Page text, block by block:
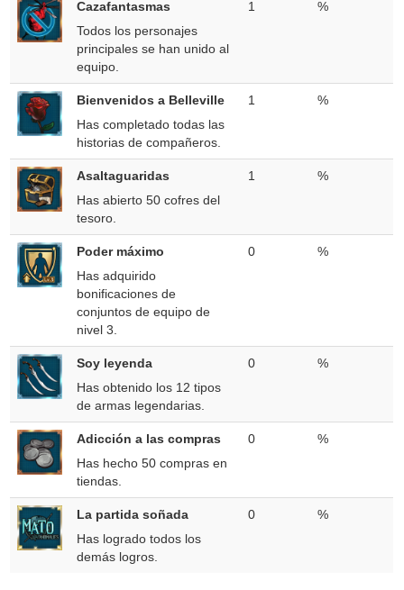
Cazafantasmas
Todos los personajes
principales se han unido al
equipo.
1 %
Bienvenidos a Belleville
Has completado todas las
historias de compañeros.
1 %
Asaltaguaridas
Has abierto 50 cofres del
tesoro.
1 %
Poder máximo
Has adquirido
bonificaciones de
conjuntos de equipo de
nivel 3.
0 %
Soy leyenda
Has obtenido los 12 tipos
de armas legendarias.
0 %
Adicción a las compras
Has hecho 50 compras en
tiendas.
0 %
La partida soñada
Has logrado todos los
demás logros.
0 %